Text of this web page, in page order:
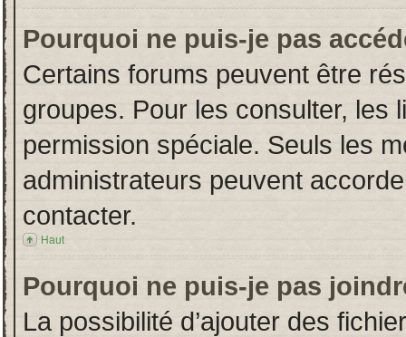
Pourquoi ne puis-je pas
Certains forums peuvent être
groupes. Pour les consulter, les
permission spéciale. Seuls les
administrateurs peuvent
contacter.
Haut
Pourquoi ne puis-je pas
La possibilité d’ajouter des